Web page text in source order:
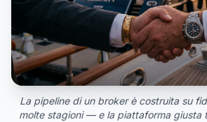
La pipeline di un broker è costruita su
molte stagioni — e la piattaforma giusta